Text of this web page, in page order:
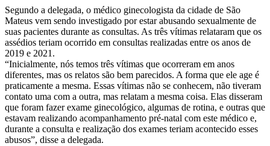
Segundo a delegada, o médico ginecologista da cidade de São
Mateus vem sendo investigado por estar abusando sexualmente de
suas pacientes durante as consultas. As três vítimas relataram que os
assédios teriam ocorrido em consultas realizadas entre os anos de
2019 e 2021.
“Inicialmente, nós temos três vítimas que ocorreram em anos
diferentes, mas os relatos são bem parecidos. A forma que ele age é
praticamente a mesma. Essas vítimas não se conhecem, não tiveram
contato uma com a outra, mas relatam a mesma coisa. Elas disseram
que foram fazer exame ginecológico, algumas de rotina, e outras que
estavam realizando acompanhamento pré-natal com este médico e,
durante a consulta e realização dos exames teriam acontecido esses
abusos”, disse a delegada.